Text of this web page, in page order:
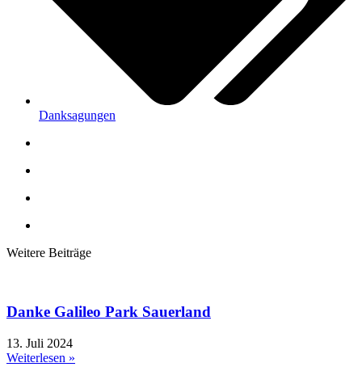
Danksagungen
Weitere Beiträge
Danke Galileo Park Sauerland
13. Juli 2024
Weiterlesen »